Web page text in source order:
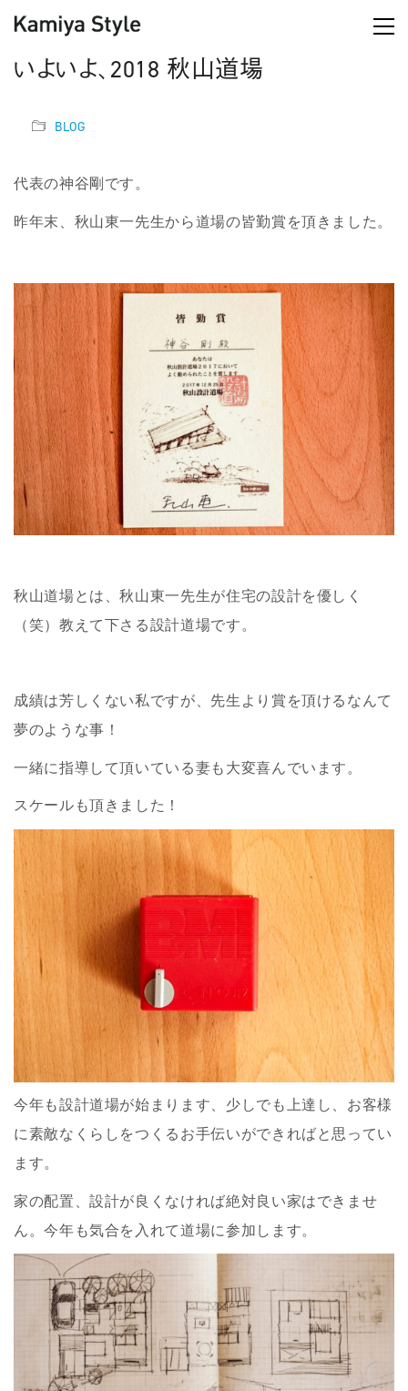
いよいよ、2018 秋山道場
BLOG
代表の神谷剛です。
昨年末、秋山東一先生から道場の皆勤賞を頂きました。
秋山道場とは、秋山東一先生が住宅の設計を優しく
（笑）教えて下さる設計道場です。
成績は芳しくない私ですが、先生より賞を頂けるなんて
夢のような事！
一緒に指導して頂いている妻も大変喜んでいます。
スケールも頂きました！
今年も設計道場が始まります、少しでも上達し、お客様
に素敵なくらしをつくるお手伝いができればと思ってい
ます。
家の配置、設計が良くなければ絶対良い家はできませ
ん。今年も気合を入れて道場に参加します。